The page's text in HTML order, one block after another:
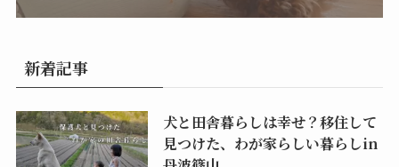
新着記事
犬と田舎暮らしは幸せ？移住して
見つけた、わが家らしい暮らしin